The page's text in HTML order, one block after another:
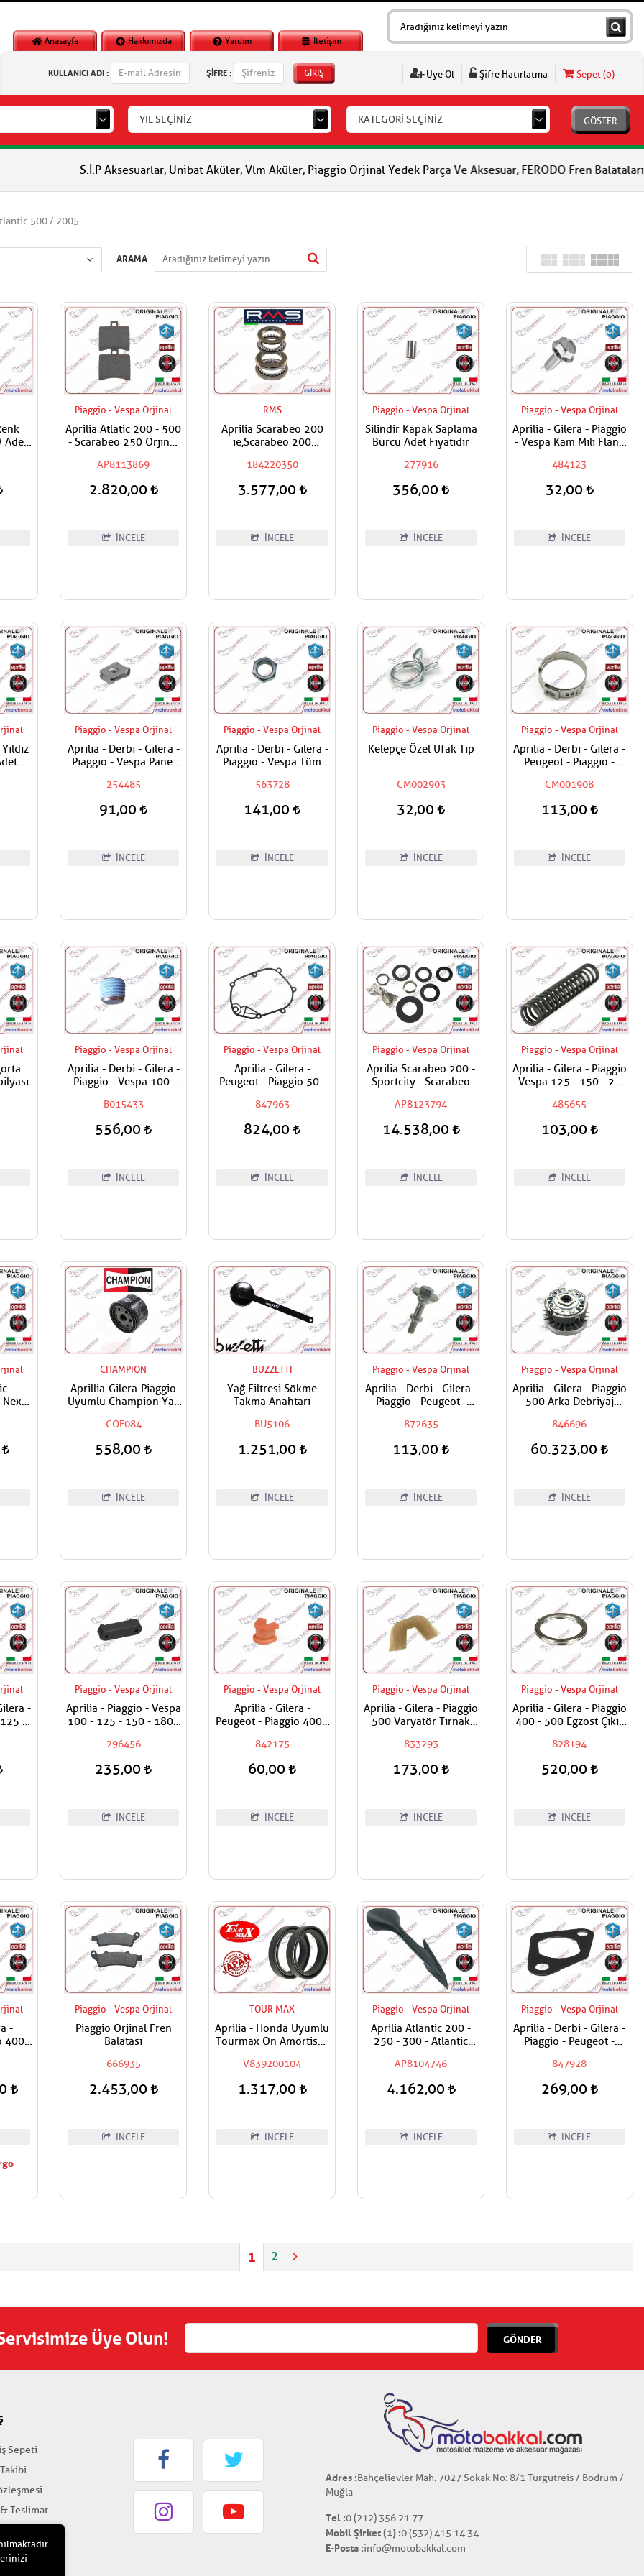
Anasayfa Hakkımızda Yardım İletişim
KULLANICI ADI : ŞİFRE : GİRİŞ Üye Ol Şifre Hatırlatma Sepet (0)
YIL SEÇİNİZ KATEGORİ SEÇİNİZ GÖSTER
S.İ.P Aksesuarlar, Unibat Aküler, Vlm Aküler, Piaggio Orjinal Yedek Parça Ve Aksesuar, FERODO Fren Balataları,
500 / 2005
ARAMA
Adet
Piaggio - Vespa Orjinal
Aprilia Atlatic 200 - 500
- Scarabeo 250 Orjinal
AP8113869
2.820,00
İNCELE
RMS
Aprilia Scarabeo 200
ie,Scarabeo 200
250,Atlantic 500 RMS
Rulman Set
184220350
3.577,00
İNCELE
Piaggio - Vespa Orjinal
Silindir Kapak Saplama
Burcu Adet Fiyatıdır
277916
356,00
İNCELE
Piaggio - Vespa Orjinal
Aprilia - Gilera - Piaggio
- Vespa Kam Mili Flanş
484123
32,00
İNCELE
Piaggio - Vespa Orjinal
Aprilia - Derbi - Gilera -
Piaggio - Vespa Panel
254485
91,00
İNCELE
Piaggio - Vespa Orjinal
Aprilia - Derbi - Gilera -
Piaggio - Vespa Tüm
Tekerlek Somunu
563728
141,00
İNCELE
Piaggio - Vespa Orjinal
Kelepçe Özel Ufak Tip
CM002903
32,00
İNCELE
Piaggio - Vespa Orjinal
Aprilia - Derbi - Gilera -
Peugeot - Piaggio -
Hortum Kelepçesi
CM001908
113,00
İNCELE
Piaggio - Vespa Orjinal
Aprilia - Derbi - Gilera -
Piaggio - Vespa 100-
300-400-500-800-850
Karter Tapası
B015433
556,00
İNCELE
Piaggio - Vespa Orjinal
Aprilia - Gilera -
Peugeot - Piaggio 500
847963
824,00
İNCELE
Piaggio - Vespa Orjinal
Aprilia Scarabeo 200 -
Sportcity - Scarabeo
Rulman Seti / Maşa
Rulman Set
AP8123794
14.538,00
İNCELE
Piaggio - Vespa Orjinal
Aprilia - Gilera - Piaggio
- Vespa 125 - 150 - 200
- 500 Yağ Basınç Sübap
485655
103,00
İNCELE
-
- X8 -
CHAMPION
Aprillia-Gilera-Piaggio
Uyumlu Champion Yağ
COF084
558,00
İNCELE
BUZZETTI
Yağ Filtresi Sökme
Takma Anahtarı
BU5106
1.251,00
İNCELE
Piaggio - Vespa Orjinal
Aprilia - Derbi - Gilera -
Piaggio - Peugeot -
350 - 400 - 500 - 800 -
Civatası
872635
113,00
İNCELE
Piaggio - Vespa Orjinal
Aprilia - Gilera - Piaggio
500 Arka Debriyaj
846696
60.323,00
İNCELE
-
-
500
Piaggio - Vespa Orjinal
Aprilia - Piaggio - Vespa
100 - 125 - 150 - 180 -
400 - 500 Sele Altı
Adet Fiyatıdır
296456
235,00
İNCELE
Piaggio - Vespa Orjinal
Aprilia - Gilera -
Peugeot - Piaggio 400 -
842175
60,00
İNCELE
Piaggio - Vespa Orjinal
Aprilia - Gilera - Piaggio
500 Varyatör Tırnak
833293
173,00
İNCELE
Piaggio - Vespa Orjinal
Aprilia - Gilera - Piaggio
400 - 500 Egzost Çıkış
Geçen
828194
520,00
İNCELE
-
400 -
Piaggio - Vespa Orjinal
Piaggio Orjinal Fren
Balatası
666935
2.453,00
İNCELE
TOUR MAX
Aprilia - Honda Uyumlu
Tourmax Ön Amortisör
V839200104
1.317,00
İNCELE
Piaggio - Vespa Orjinal
Aprilia Atlantic 200 -
250 - 300 - Atlantic
Ayna
AP8104746
4.162,00
İNCELE
Piaggio - Vespa Orjinal
Aprilia - Derbi - Gilera -
Piaggio - Peugeot -
250 - 300 - 350 - 400 -
500 - 800 Egzantrik
Gergi Contasi
847928
269,00
İNCELE
1 2
Üye Olun! GÖNDER
Sepeti
Teslimat
Adres :Bahçelievler Mah. 7027 Sokak No: 8/1 Turgutreis / Bodrum /
Muğla
Tel :0 (212) 356 21 77
Mobil Şirket (1) :0 (532) 415 14 34
E-Posta :info@motobakkal.com